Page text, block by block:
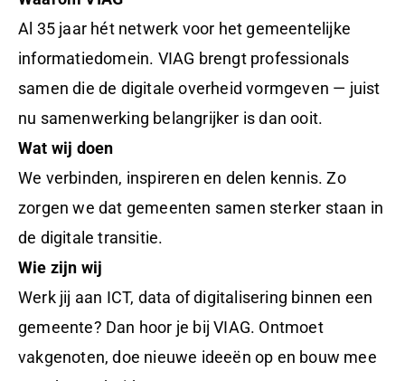
Al 35 jaar hét netwerk voor het gemeentelijke
informatiedomein. VIAG brengt professionals
samen die de digitale overheid vormgeven — juist
nu samenwerking belangrijker is dan ooit.
Wat wij doen
We verbinden, inspireren en delen kennis. Zo
zorgen we dat gemeenten samen sterker staan in
de digitale transitie.
Wie zijn wij
Werk jij aan ICT, data of digitalisering binnen een
gemeente? Dan hoor je bij VIAG. Ontmoet
vakgenoten, doe nieuwe ideeën op en bouw mee